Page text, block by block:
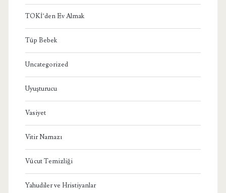
TOKİ’den Ev Almak
Tüp Bebek
Uncategorized
Uyuşturucu
Vasiyet
Vitir Namazı
Vücut Temizliği
Yahudiler ve Hristiyanlar